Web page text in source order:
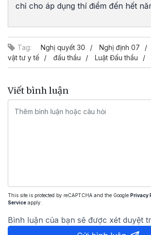
chỉ cho áp dụng thí điểm đến hết
Tag: Nghị quyết 30 Nghị định 07
vật tư y tế
đấu thầu Luật Đấu thầu
Viết bình luận
This site is protected by reCAPTCHA and the Google Privacy
Service apply.
Bình luận của bạn sẽ được xét duyệt